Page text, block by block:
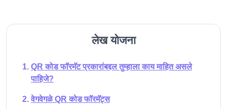
लेख योजना
QR कोड फॉरमॅट प्रकारांबद्दल तुम्हाला काय माहित असले
पाहिजे?
वेगवेगळे QR कोड फॉरमॅट्स